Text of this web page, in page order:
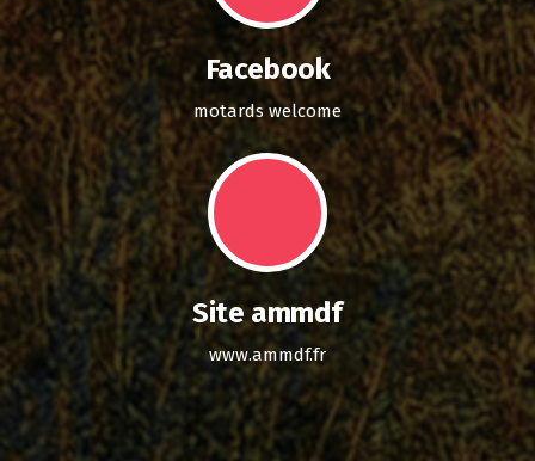
Facebook
motards welcome
Site ammdf
www.ammdf.fr